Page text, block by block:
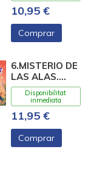
10,95 €
Comprar
6.MISTERIO DE
LAS ALAS.
(LITTLE
DRAGONS)
Disponibilitat
inmediata
11,95 €
Comprar